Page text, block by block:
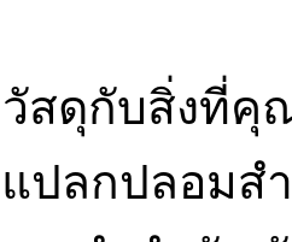
วัสดุกับสิ่งที่
ปลกปลอมส